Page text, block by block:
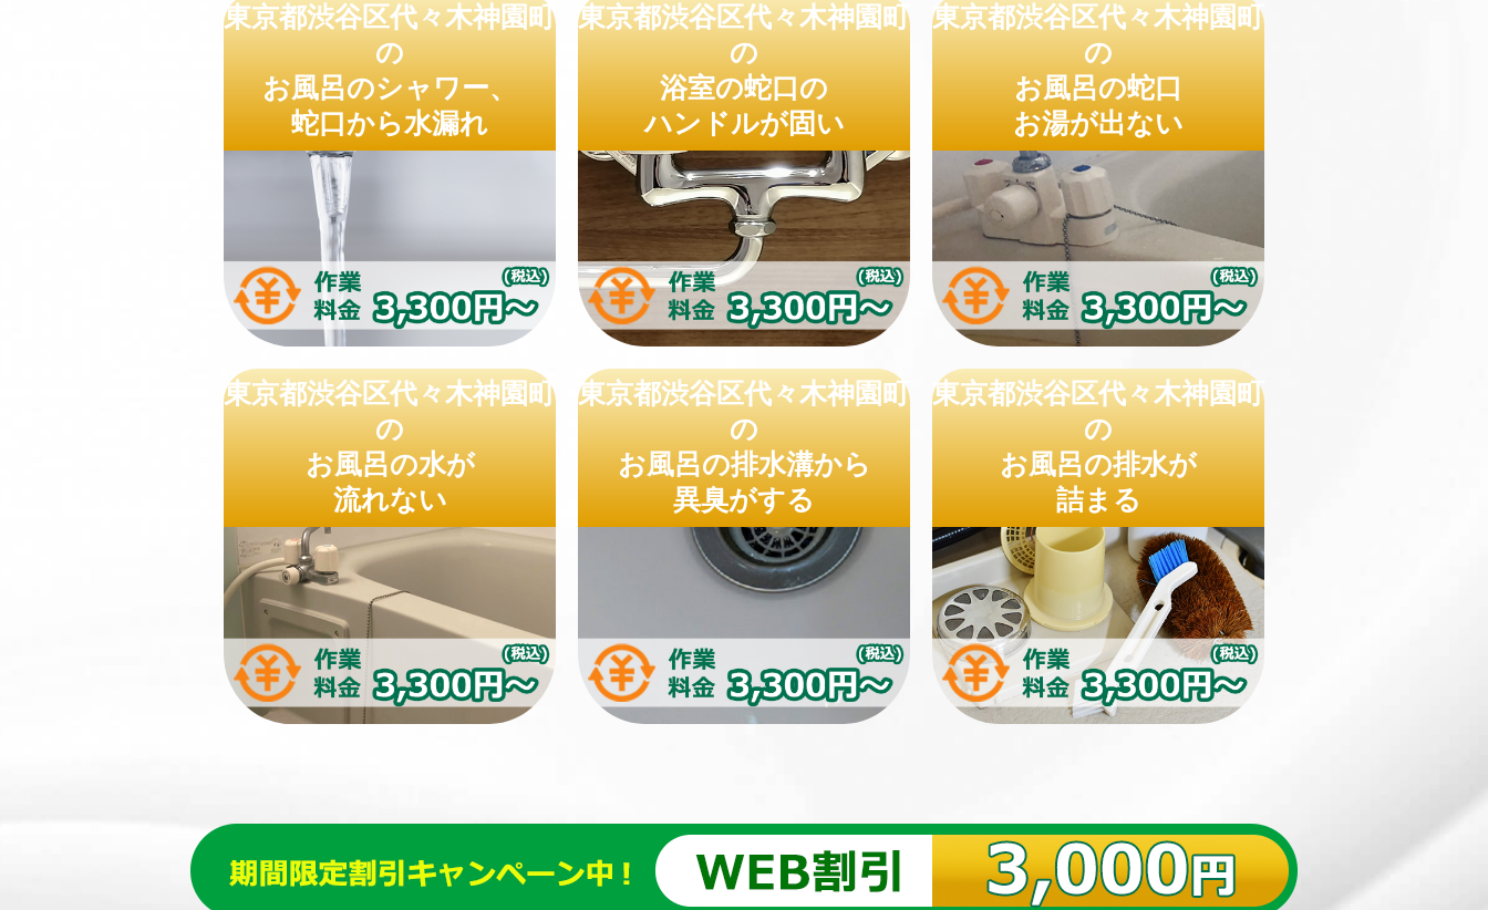
東京都渋谷区代々木神園町
の
お風呂のシャワー、
蛇口から水漏れ
東京都渋谷区代々木神園町
の
浴室の蛇口の
ハンドルが固い
東京都渋谷区代々木神園町
の
お風呂の蛇口
お湯が出ない
東京都渋谷区代々木神園町
の
お風呂の水が
流れない
東京都渋谷区代々木神園町
の
お風呂の排水溝から
異臭がする
東京都渋谷区代々木神園町
の
お風呂の排水が
詰まる